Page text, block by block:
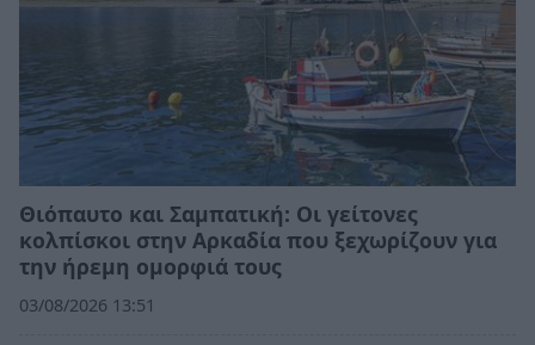
Θιόπαυτο και Σαμπατική: Οι γείτονες
κολπίσκοι στην Αρκαδία που ξεχωρίζουν για
την ήρεμη ομορφιά τους
03/08/2026 13:51